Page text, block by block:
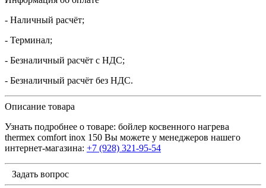
- Наличный расчёт;
- Терминал;
- Безналичный расчёт с НДС;
- Безналичный расчёт без НДС.
Описание товара
Узнать подробнее о товаре: бойлер косвенного нагрева
thermex comfort inox 150 Вы можете у менеджеров нашего
интернет-магазина: +7 (928) 321-95-54
Задать вопрос